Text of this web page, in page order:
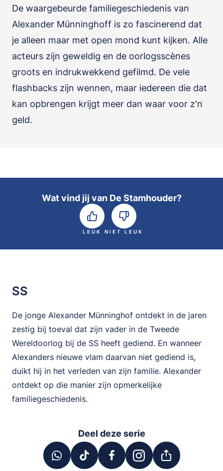
De waargebeurde familiegeschiedenis van
Alexander Münninghoff is zo fascinerend dat
je alleen maar met open mond kunt kijken. Alle
acteurs zijn geweldig en de oorlogsscènes
groots en indrukwekkend gefilmd. De vele
flashbacks zijn wennen, maar iedereen die dat
kan opbrengen krijgt meer dan waar voor z'n
geld.
Wat vind jij van De Stamhouder?
LEUK NIET LEUK
SS
De jonge Alexander Münninghof ontdekt in de jaren
zestig bij toeval dat zijn vader in de Tweede
Wereldoorlog bij de SS heeft gediend. En wanneer
Alexanders nieuwe vlam daarvan niet gediend is,
duikt hij in het verleden van zijn familie. Alexander
ontdekt op die manier zijn opmerkelijke
familiegeschiedenis.
Deel deze serie